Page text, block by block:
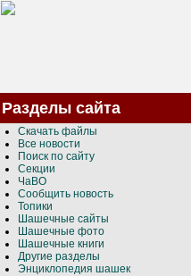
Разделы сайта
Скачать файлы
Все новости
Поиск по сайту
Секции
ЧаВО
Сообщить новость
Топики
Шашечные сайты
Шашечные фото
Шашечные книги
Другие разделы
Энциклопедия шашек